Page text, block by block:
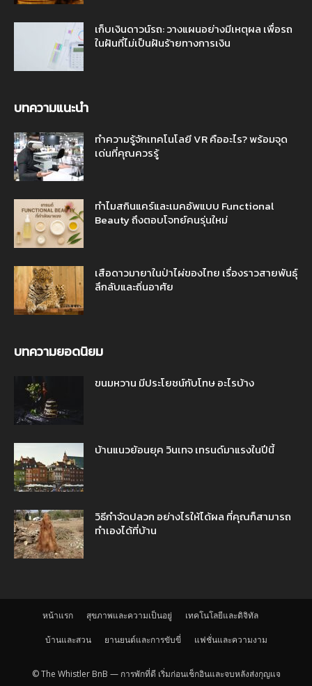
เก็บเงินดาวน์รถ: วางแผนอย่างมีเหตุผล เพื่อรถ
ในฝันที่ไม่เป็นฝันร้ายทางการเงิน
บทความแนะนำ
ทำความรู้จักเทคโนโลยี VR คืออะไร? พร้อมจุด
เด่นที่คุณควรรู้
ทำไมสกินแคร์และเมคอัพแบบ Functional
Beauty ถึงตอบโจทย์คนรุ่นใหม่
เสือดาวมายาในป่าไผ่ของไทย เรื่องราวสายพันธุ์
ลึกลับและถิ่นอาศัย
บทความยอดนิยม
ขนมหวาน มีประโยชน์กับโทษ อะไรบ้าง
บ้านแนวย้อนยุค วินเทจ เทรนด์มาแรงในปีนี้
วิธีกำจัดปลวก อย่างไรให้ได้ผล ที่คุณก็สามารถ
ทำเองได้ที่บ้าน
หน้าแรก สุขภาพและความเป็นอยู่ เทคโนโลยีและดิจิทัล
บ้านและสวน ยานยนต์และการขับขี่ แฟชั่นและความงาม
© The Whistler BnB — การพักที่ดี เริ่มก่อนเช็กอินและจบหลังส่งกุญแจ